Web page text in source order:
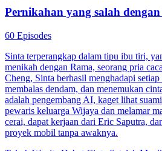
Pernikahan yang salah
60 Episodes
Sinta terperangkap dalam tipu ibu tiri,
menikah dengan Rama, seorang pria
Cheng, Sinta berhasil menghadapi setiap
membalas dendam, dan menemukan
adalah pengembang AI, kaget lihat
pewaris keluarga Wijaya dan melamar
cerai, dapat kerjaan dari Eric Saputra,
proyek mobil tanpa awaknya.